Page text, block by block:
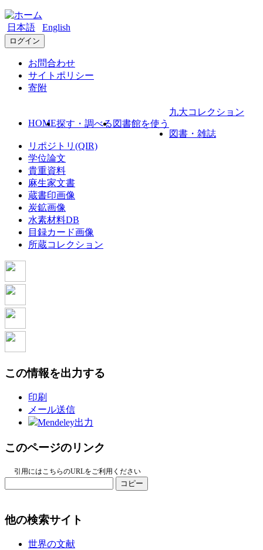
日本語 English
ログイン
お問合わせ
サイトポリシー
寄附
HOME探す・調べる 図書館を使う
九大コレクション
図書・雑誌
リポジトリ(QIR)
学位論文
貴重資料
麻生家文書
蔵書印画像
炭鉱画像
水素材料DB
目録カード画像
所蔵コレクション
この情報を出力する
印刷
メール送信
Mendeley出力
このページのリンク
引用にはこちらのURLをご利用ください
コピー
他の検索サイト
世界の文献